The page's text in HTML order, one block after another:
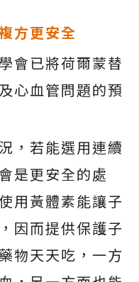
方更安全
會已將荷爾蒙替
心血管問題的預
，若能選用連續
是更安全的處
用黃體素能讓子
因而提供保護子
物天天吃，一方